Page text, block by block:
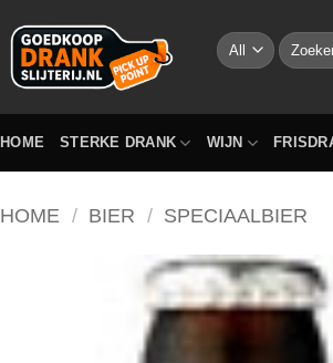
Zoeken
naar:
HOME STERKE DRANK WIJN
HOME / BIER / SPECIAALBIER